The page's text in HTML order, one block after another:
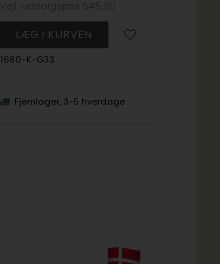
1680-K-G33
Fjernlager, 3-5 hverdage